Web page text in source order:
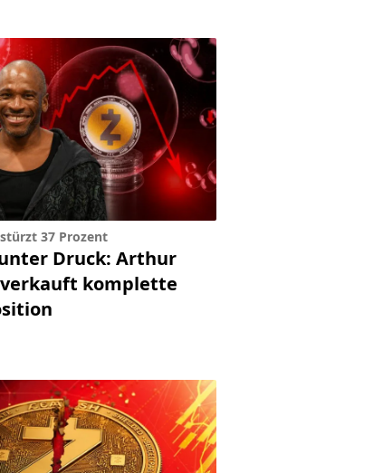
stürzt 37 Prozent
Druck: Arthur
verkauft komplette